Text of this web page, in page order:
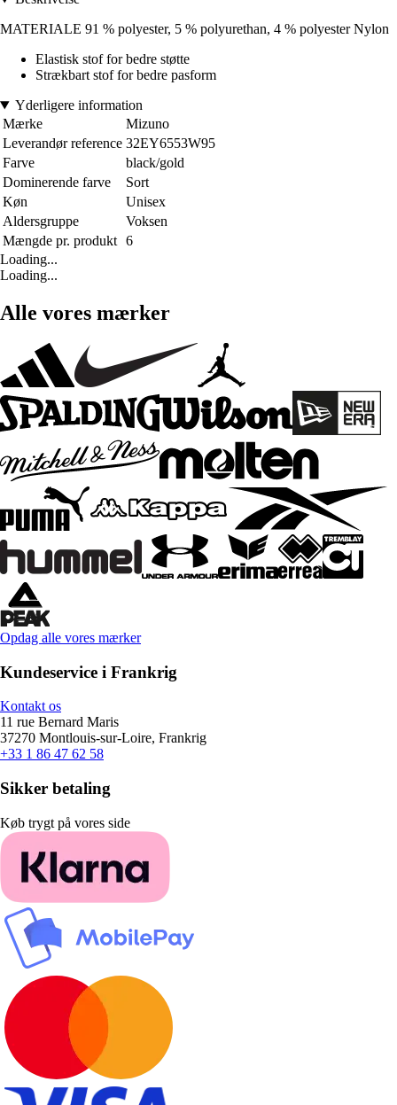
MATERIALE 91 % polyester, 5 % polyurethan, 4 % polyester Nylon
Elastisk stof for bedre støtte
Strækbart stof for bedre pasform
Yderligere information
Mærke
Mizuno
Leverandør reference 32EY6553W95
Farve
black/gold
Dominerende farve
Sort
Køn
Unisex
Aldersgruppe
Voksen
Mængde pr. produkt 6
Loading...
Loading...
Alle vores mærker
Opdag alle vores mærker
Kundeservice i Frankrig
Kontakt os
11 rue Bernard Maris
37270 Montlouis-sur-Loire, Frankrig
+33 1 86 47 62 58
Sikker betaling
Køb trygt på vores side